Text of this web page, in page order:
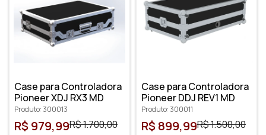
Case para Controladora
Pioneer XDJ RX3 MD
Produto: 300013
R$ 979,99R$ 1.700,00
Case para Controladora
Pioneer DDJ REV1 MD
Produto: 300011
R$ 899,99R$ 1.500,00